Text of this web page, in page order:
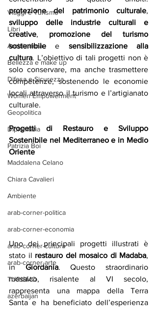
Viaggi e Turismo
Libri
Architettura
Bellezza e make up
Difesa e Sicurezza
Women Empowerment
Geopolitica
Diplomazia
Patrizia Boi
Maddalena Celano
Chiara Cavalieri
Ambiente
arab-corner-politica
arab-corner-economia
arab-corner-cultura
arab-corner-arte
TURISMO
azerbaijan
protezione del patrimonio
culturale
sviluppo delle industrie culturali e
creative, promozione del turismo
sostenibile e sensibilizzazione alla
cultura. L’obiettivo di tali progetti non è
solo conservare, ma anche trasmettere
competenze, sostenendo le economie
locali attraverso il turismo e l’artigianato
culturale.
Progetti di Restauro e Sviluppo
Sostenibile nel Mediterraneo e in Medio
Oriente
Uno dei principali progetti illustrati è
stato il restauro del mosaico di Madaba,
in Giordania. Questo straordinario
mosaico, risalente al VI secolo,
rappresenta una mappa della Terra
Santa e ha beneficiato dell’esperienza